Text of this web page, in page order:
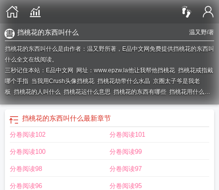
温又野/著
挡桃花的东西叫什么
挡桃花的东西叫什么是由作者：温又野所著，E品中文网免费提供挡桃花的东西叫
什么全文在线阅读。
三秒记住本站：E品中文网 网址：www.epzw.la他让我帮他挡桃花 挡桃花戒指戴
哪个手指 当我用Crush头像挡桃花 挡桃花劫带什么水晶 京圈太子爷是我老
板 挡桃花的人叫什么 挡桃花运什么意思 挡桃花的东西有哪些 挡桃花用什么风
水挡桃花全文挡桃花txt挡桃花的手链挡桃花的头像挡桃花文案挡桃花啥意
挡桃花最灵的东西 挡桃花温又野免费阅读
是什么意思
挡桃花的东西叫什么最新章节
分卷阅读102 分卷阅读101
分卷阅读100 分卷阅读99
分卷阅读98 分卷阅读97
分卷阅读96 分卷阅读95